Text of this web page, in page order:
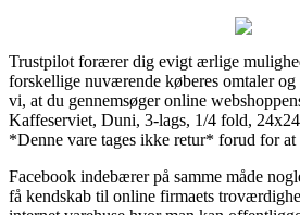
Trustpilot forærer dig evigt ærlige
forskellige nuværende køberes omtaler og
vi, at du gennemsøger online
Kaffeserviet, Duni, 3-lags, 1/4 fold,
*Denne vare tages ikke retur* forud for at
Facebook indebærer på samme måde
få kendskab til online firmaets